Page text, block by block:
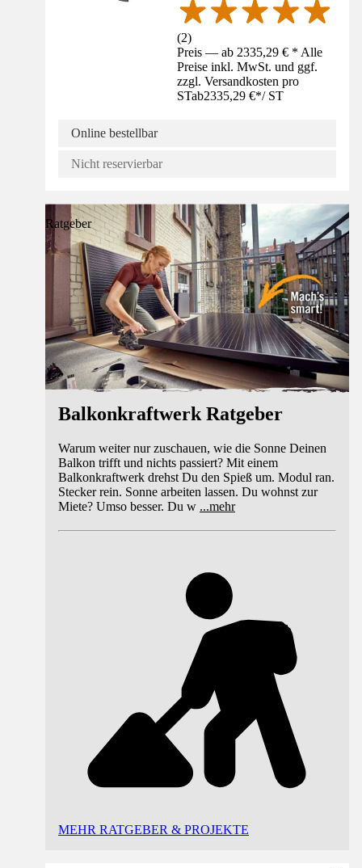
(2)
Preis — ab 2335,29 € * Alle
Preise inkl. MwSt. und ggf.
zzgl. Versandkosten pro
STab2335,29 €*/ ST
Online bestellbar
Nicht reservierbar
Ratgeber
Balkonkraftwerk Ratgeber
Warum weiter nur zuschauen, wie die Sonne Deinen
Balkon trifft und nichts passiert? Mit einem
Balkonkraftwerk drehst Du den Spieß um. Modul ran.
Stecker rein. Sonne arbeiten lassen. Du wohnst zur
Miete? Umso besser. Du w ...mehr
MEHR RATGEBER & PROJEKTE